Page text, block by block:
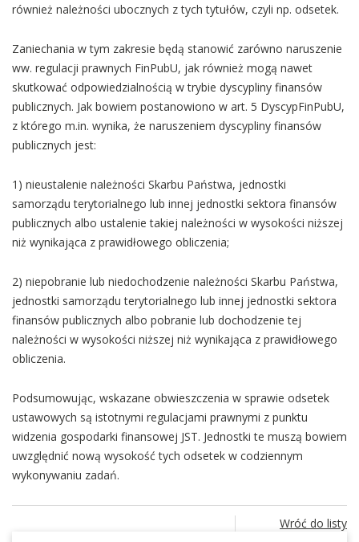
również należności ubocznych z tych tytułów, czyli np. odsetek.
Zaniechania w tym zakresie będą stanowić zarówno naruszenie
ww. regulacji prawnych FinPubU, jak również mogą nawet
skutkować odpowiedzialnością w trybie dyscypliny finansów
publicznych. Jak bowiem postanowiono w art. 5 DyscypFinPubU,
z którego m.in. wynika, że naruszeniem dyscypliny finansów
publicznych jest:
1) nieustalenie należności Skarbu Państwa, jednostki
samorządu terytorialnego lub innej jednostki sektora finansów
publicznych albo ustalenie takiej należności w wysokości niższej
niż wynikająca z prawidłowego obliczenia;
2) niepobranie lub niedochodzenie należności Skarbu Państwa,
jednostki samorządu terytorialnego lub innej jednostki sektora
finansów publicznych albo pobranie lub dochodzenie tej
należności w wysokości niższej niż wynikająca z prawidłowego
obliczenia.
Podsumowując, wskazane obwieszczenia w sprawie odsetek
ustawowych są istotnymi regulacjami prawnymi z punktu
widzenia gospodarki finansowej JST. Jednostki te muszą bowiem
uwzględnić nową wysokość tych odsetek w codziennym
wykonywaniu zadań.
Wróć do listy